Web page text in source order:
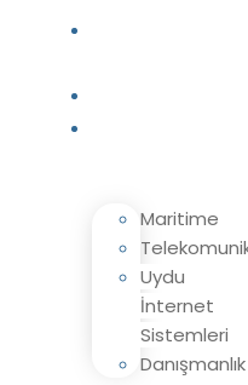
Maritime
Uydu
İnternet
Sistemleri
Danışmanlık